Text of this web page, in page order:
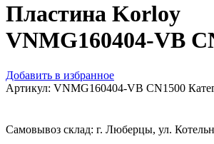
Пластина Korloy
VNMG160404-VB
Добавить в избранное
Артикул: VNMG160404-VB CN1500
Самовывоз склад: г. Люберцы, ул.